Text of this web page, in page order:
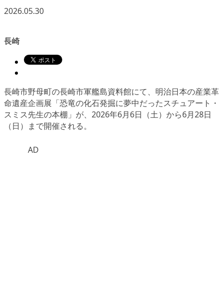
2026.05.30
長崎
長崎市野母町の長崎市軍艦島資料館にて、明治日本の産業革
命遺産企画展「恐竜の化石発掘に夢中だったスチュアート・
スミス先生の本棚」が、2026年6月6日（土）から6月28日
（日）まで開催される。
AD